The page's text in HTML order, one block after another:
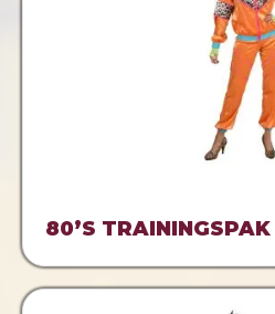
80’S TRAININGSPAK